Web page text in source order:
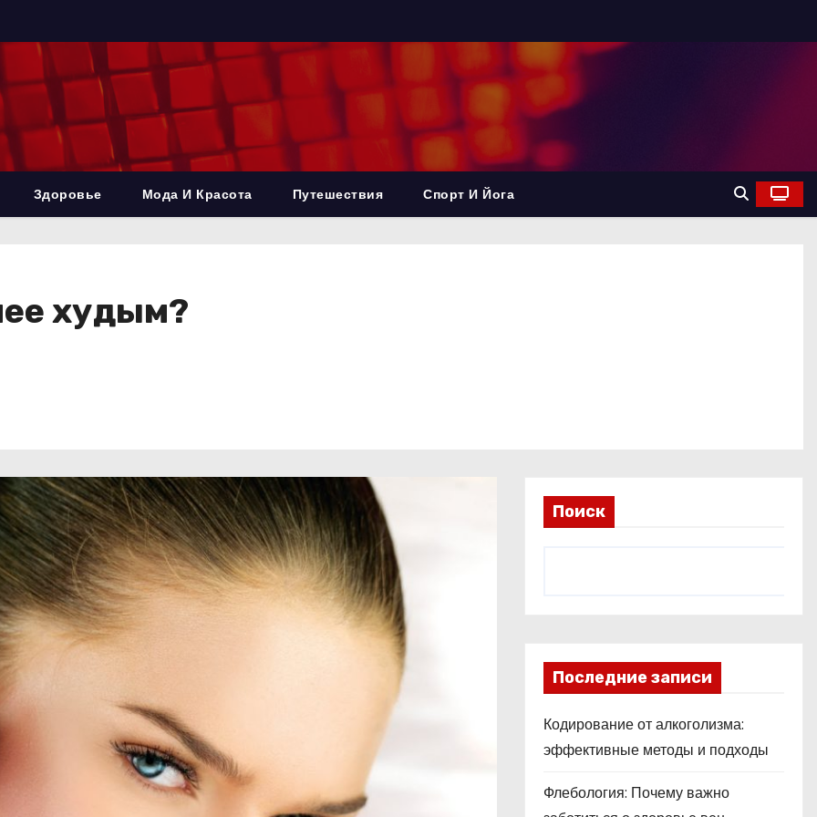
Здоровье Мода И Красота Путешествия Спорт И Йога
худым?
Поиск
Последние записи
Кодирование от алкоголизма:
эффективные методы и подходы
Флебология: Почему важно